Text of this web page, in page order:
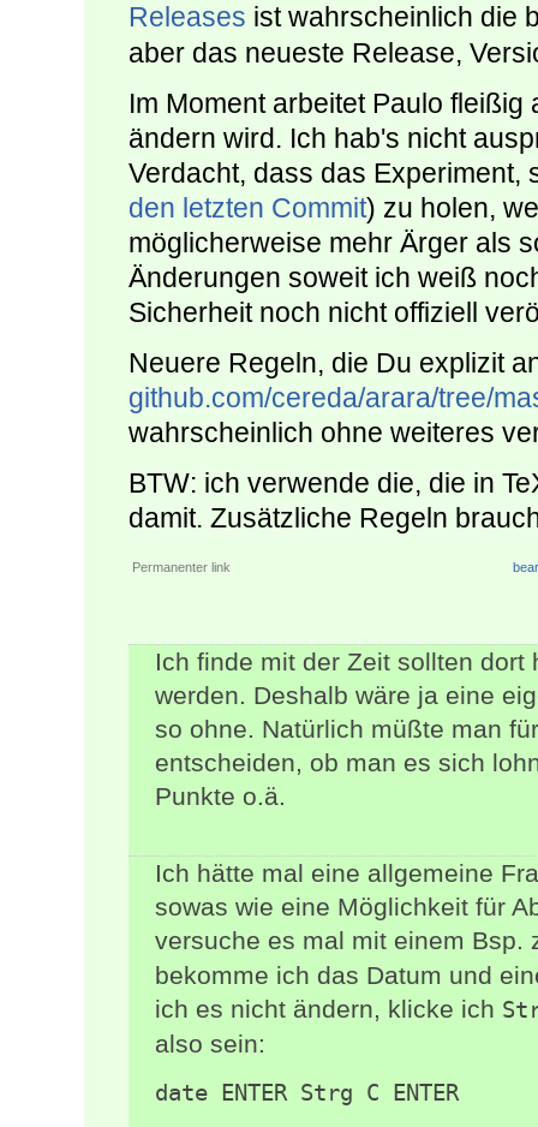
Releases ist wahrscheinlich die
aber das neueste Release,
Im Moment arbeitet Paulo
ändern wird. Ich hab's nicht
Verdacht, dass das Experiment,
den letzten Commit) zu holen,
möglicherweise mehr Ärger als
Änderungen soweit ich weiß
Sicherheit noch nicht offiziell
Neuere Regeln, die Du explizit
github.com/cereda/arara/tree/
wahrscheinlich ohne weiteres
BTW: ich verwende die, die in
damit. Zusätzliche Regeln
Permanenter link
Ich finde mit der Zeit sollten
werden. Deshalb wäre ja eine
so ohne. Natürlich müßte man
entscheiden, ob man es sich
Punkte o.ä.
Ich hätte mal eine allgemeine
sowas wie eine Möglichkeit für
versuche es mal mit einem Bsp.
bekomme ich das Datum und
ich es nicht ändern, klicke ich
also sein:
date ENTER Strg C ENTER